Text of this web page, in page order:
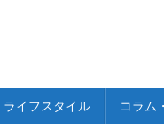
ライフスタイル コラム